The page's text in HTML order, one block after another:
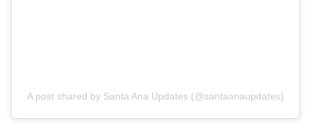
A post shared by Santa Ana Updates (@santaanaupdates)